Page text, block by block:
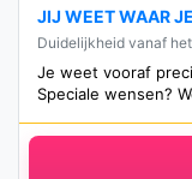
JIJ WEET WAAR
Duidelijkheid vanaf
Je weet vooraf
Speciale wensen?